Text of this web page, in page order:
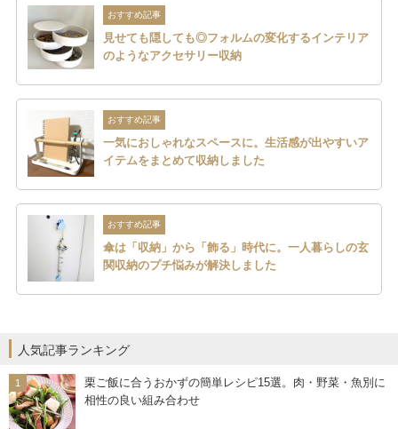
おすすめ記事
見せても隠しても◎フォルムの変化するインテリア
のようなアクセサリー収納
おすすめ記事
一気におしゃれなスペースに。生活感が出やすいア
イテムをまとめて収納しました
おすすめ記事
傘は「収納」から「飾る」時代に。一人暮らしの玄
関収納のプチ悩みが解決しました
人気記事ランキング
栗ご飯に合うおかずの簡単レシピ15選。肉・野菜・魚別に
相性の良い組み合わせ